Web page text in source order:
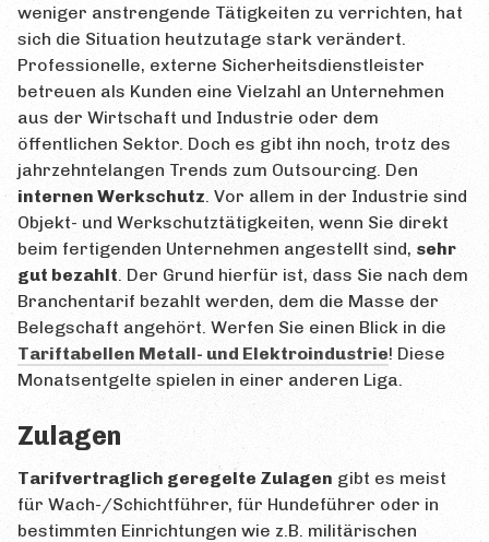
weniger anstrengende Tätigkeiten zu verrichten, hat
sich die Situation heutzutage stark verändert.
Professionelle, externe Sicherheitsdienstleister
betreuen als Kunden eine Vielzahl an Unternehmen
aus der Wirtschaft und Industrie oder dem
öffentlichen Sektor. Doch es gibt ihn noch, trotz des
jahrzehntelangen Trends zum Outsourcing. Den
internen Werkschutz. Vor allem in der Industrie sind
Objekt- und Werkschutztätigkeiten, wenn Sie direkt
beim fertigenden Unternehmen angestellt sind, sehr
gut bezahlt. Der Grund hierfür ist, dass Sie nach dem
Branchentarif bezahlt werden, dem die Masse der
Belegschaft angehört. Werfen Sie einen Blick in die
Tariftabellen Metall- und Elektroindustrie! Diese
Monatsentgelte spielen in einer anderen Liga.
Zulagen
Tarifvertraglich geregelte Zulagen gibt es meist
für Wach-/Schichtführer, für Hundeführer oder in
bestimmten Einrichtungen wie z.B. militärischen